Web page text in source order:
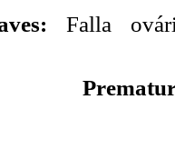
Falla